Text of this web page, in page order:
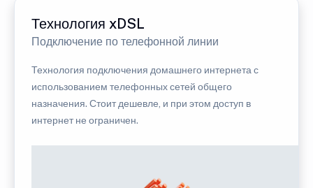
Технология xDSL
Подключение по телефонной линии
Технология подключения домашнего интернета с
использованием телефонных сетей общего
назначения. Стоит дешевле, и при этом доступ в
интернет не ограничен.